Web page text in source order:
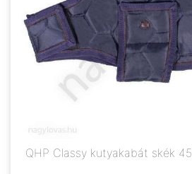
QHP Classy kutyakabát skék 45